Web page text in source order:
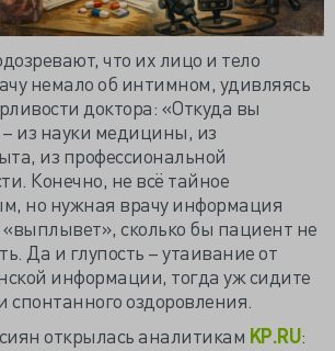
что их лицо и тело
немало об интимном, удивляясь
доктора: «Откуда вы
из науки медицины, из
из профессиональной
Конечно, не всё тайное
но нужная врачу информация
сколько бы пациент не
Да и глупость – утаивание от
информации, тогда уж сидите
оздоровления.
открылась аналитикам KP.RU: